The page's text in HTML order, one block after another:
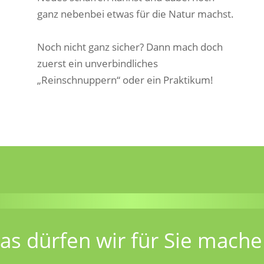
ganz nebenbei etwas für die Natur machst.
Noch nicht ganz sicher? Dann mach doch
zuerst ein unverbindliches
„Reinschnuppern“ oder ein Praktikum!
dürfen wir für Sie